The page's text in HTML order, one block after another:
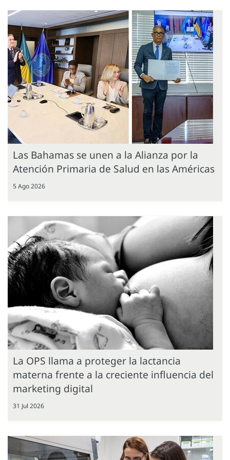
Las Bahamas se unen a la Alianza por la
Atención Primaria de Salud en las Américas
5 Ago 2026
La OPS llama a proteger la lactancia
materna frente a la creciente influencia del
marketing digital
31 Jul 2026